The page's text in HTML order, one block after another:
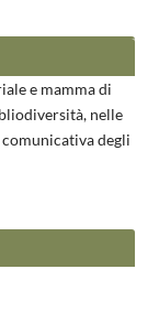
e mamma di
nelle
degli